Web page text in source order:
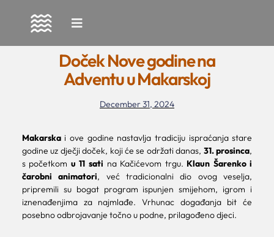
to
Doček Nove godine na
Adventu u Makarskoj
December 31, 2024
Makarskai ove godine nastavlja tradiciju ispraćanja stare
godine uz dječji doček, koji će se održati danas, 31. prosinca,
s početkom u 11 sati na Kačićevom trgu. Klaun Šarenko i
čarobni animatori, već tradicionalni dio ovog veselja,
pripremili su bogat program ispunjen smijehom, igrom i
iznenađenjima za najmlađe. Vrhunac događanja bit će
posebno odbrojavanje točno u podne, prilagođeno djeci.